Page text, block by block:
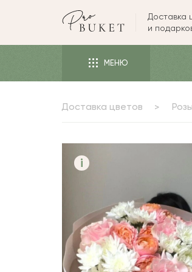
ЦВЕТЫ
РОЗЫ
ПИОНЫ
БУКЕТЫ
ПОВОД
СЪЕДОБНЫЕ БУКЕТЫ
КОМНАТНЫЕ ЦВЕТЫ
ПОДАРКИ
Доставка
и
МЕНЮ
Доставка цветов Розы
i